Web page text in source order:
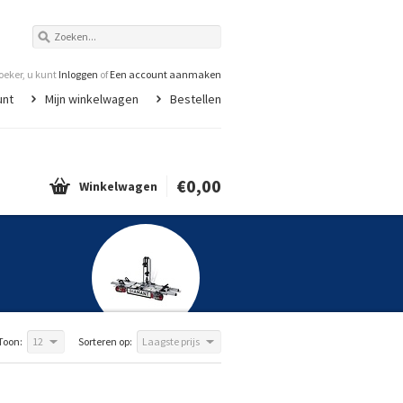
u kunt Inloggen ofEen account aanmaken
Mijn winkelwagen Bestellen
Winkelwagen €0,00
Sorteren op: Laagste prijs
12